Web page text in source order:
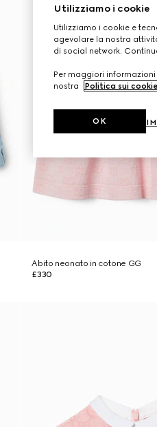
Abito neonato in cotone GG
£330
Utilizziamo i cookie
Utilizziamo i cookie e
agevolare la nostra
di social network.
Per maggiori
nostra
Politica sui cookie
OK